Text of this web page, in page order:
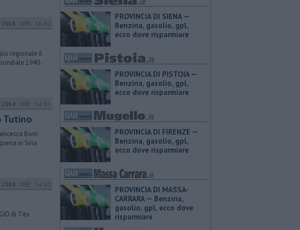
ORE 16:40
regionale il
1940 -
ORE 14:16
Tutino
Borri
in Siria
ORE 14:10
di Tito
PROVINCIA DI SIENA — ​
Benzina, gasolio, gpl,
ecco dove risparmiare
PROVINCIA DI PISTOIA — ​
Benzina, gasolio, gpl,
ecco dove risparmiare
PROVINCIA DI FIRENZE — ​
Benzina, gasolio, gpl,
ecco dove risparmiare
PROVINCIA DI MASSA-
CARRARA — ​Benzina,
gasolio, gpl, ecco dove
risparmiare